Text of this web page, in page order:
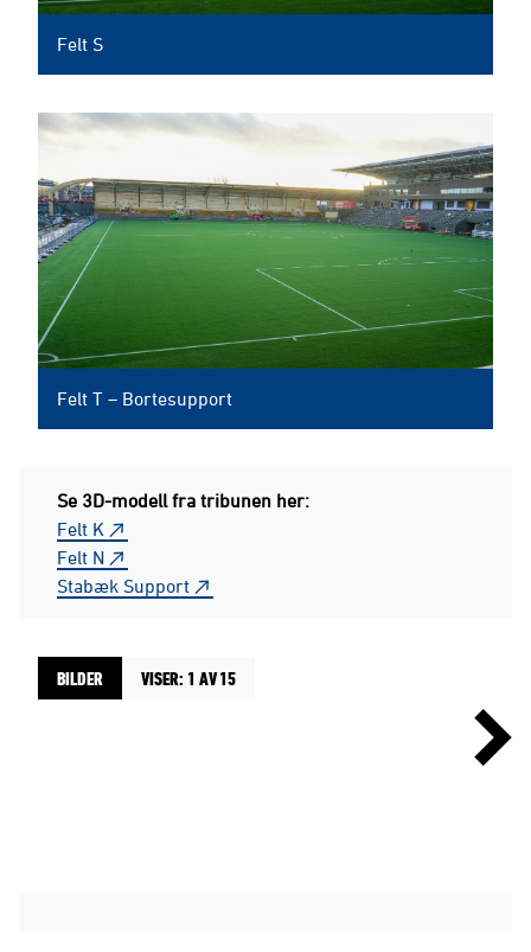
Felt S
Felt T – Bortesupport
Se 3D-modell fra tribunen her:
Felt K
Felt N
Stabæk Support
BILDER VISER: 1 AV 15